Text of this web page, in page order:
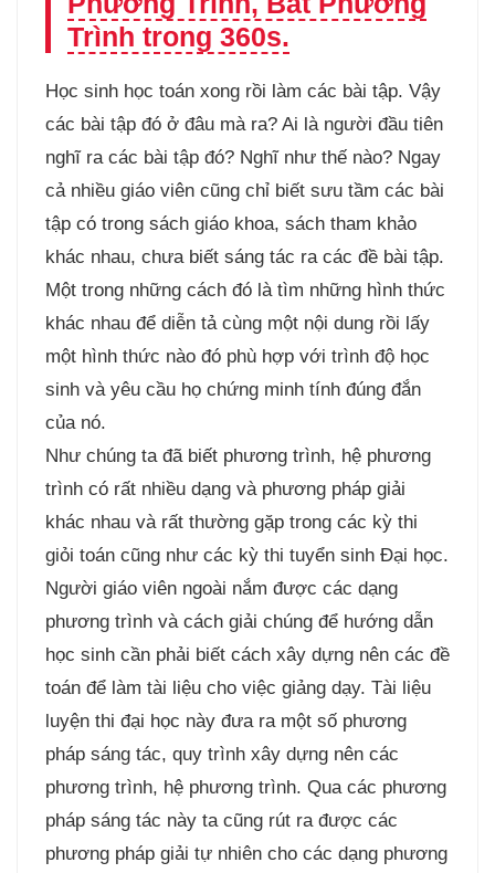
Trình trong 360s.
Học sinh học toán xong rồi làm các bài tập. Vậy
các bài tập đó ở đâu mà ra? Ai là người đầu tiên
nghĩ ra các bài tập đó? Nghĩ như thế nào? Ngay
cả nhiều giáo viên cũng chỉ biết sưu tầm các bài
tập có trong sách giáo khoa, sách tham khảo
khác nhau, chưa biết sáng tác ra các đề bài tập.
Một trong những cách đó là tìm những hình thức
khác nhau để diễn tả cùng một nội dung rồi lấy
một hình thức nào đó phù hợp với trình độ học
sinh và yêu cầu họ chứng minh tính đúng đắn
của nó.
Như chúng ta đã biết phương trình, hệ phương
trình có rất nhiều dạng và phương pháp giải
khác nhau và rất thường gặp trong các kỳ thi
giỏi toán cũng như các kỳ thi tuyển sinh Đại học.
Người giáo viên ngoài nắm được các dạng
phương trình và cách giải chúng để hướng dẫn
học sinh cần phải biết cách xây dựng nên các đề
toán để làm tài liệu cho việc giảng dạy. Tài liệu
luyện thi đại học này đưa ra một số phương
pháp sáng tác, quy trình xây dựng nên các
phương trình, hệ phương trình. Qua các phương
pháp sáng tác này ta cũng rút ra được các
phương pháp giải tự nhiên cho các dạng phương